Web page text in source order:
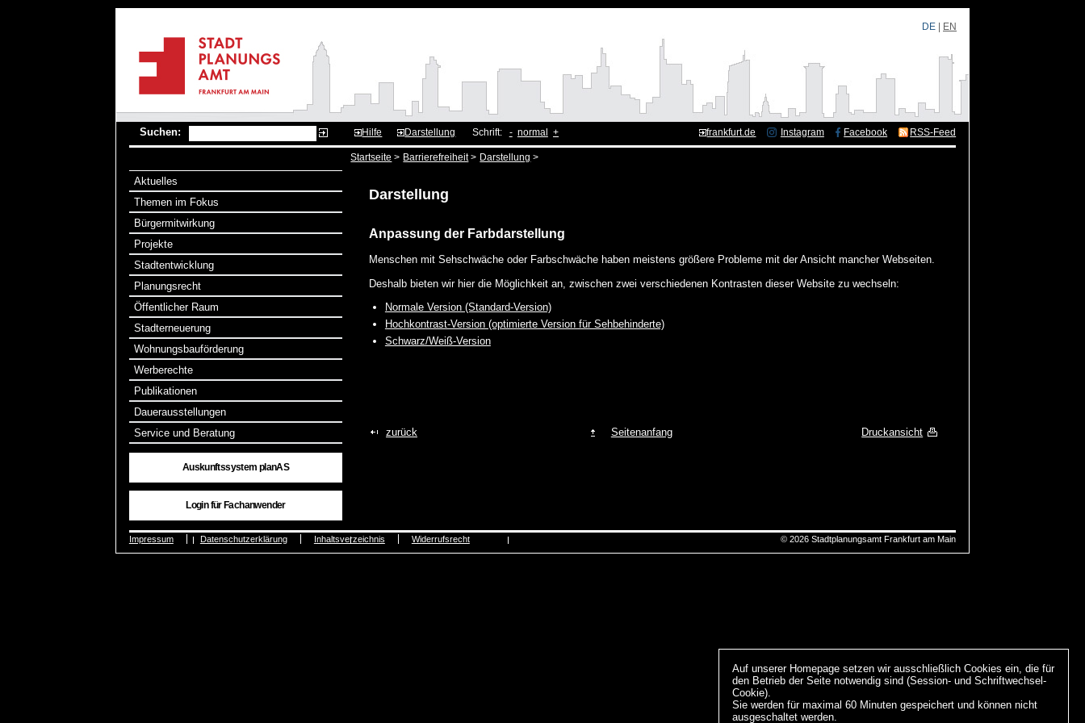
DE EN
Suchen: Hilfe Darstellung Schrift: - normal + frankfurt.de Instagram Facebook RSS-Feed
Startseite > Barrierefreiheit> Darstellung >
Aktuelles
Themen im Fokus
Bürgermitwirkung
Projekte
Stadtentwicklung
Planungsrecht
Öffentlicher Raum
Stadterneuerung
Wohnungsbauförderung
Werberechte
Publikationen
Dauerausstellungen
Service und Beratung
Auskunftssystem planAS
Login für Fachanwender
Darstellung
Anpassung der Farbdarstellung
Menschen mit Sehschwäche oder Farbschwäche haben meistens größere Probleme mit der Ansicht mancher Webseiten.
Deshalb bieten wir hier die Möglichkeit an, zwischen zwei verschiedenen Kontrasten dieser Website zu wechseln:
Normale Version (Standard-Version)
Hochkontrast-Version (optimierte Version für Sehbehinderte)
Schwarz/Weiß-Version
zurück Seitenanfang Druckansicht
Impressum Datenschutzerklärung Inhaltsverzeichnis Widerrufsrecht ©2026 Stadtplanungsamt Frankfurt am Main
Auf unserer Homepage setzen wir ausschließlich Cookies ein, die für
den Betrieb der Seite notwendig sind (Session- und Schriftwechsel-
Cookie).
Sie werden für maximal 60 Minuten gespeichert und können nicht
ausgeschaltet werden.